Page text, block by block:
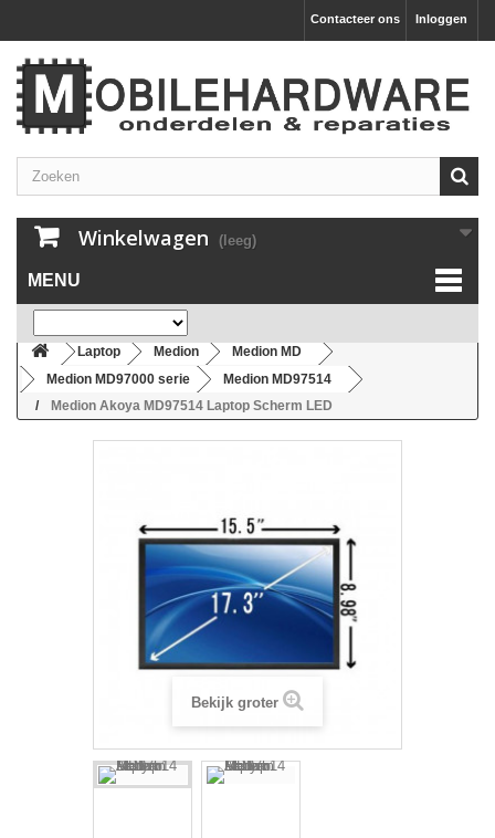
Inloggen
Contacteer ons
Winkelwagen (leeg)
MENU
Laptop Medion
Medion MD
Medion MD97000 serie
Medion MD97514
Medion Akoya MD97514 Laptop Scherm LED
Bekijk groter